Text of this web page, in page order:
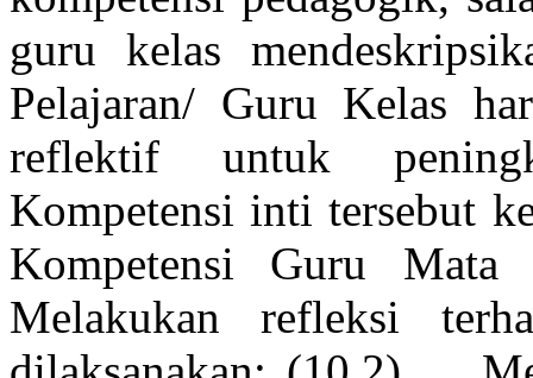
guru kelas
Pelajaran/ Guru Kelas
reflektif untuk
Kompetensi inti tersebut
Kompetensi Guru
Melakukan refleksi